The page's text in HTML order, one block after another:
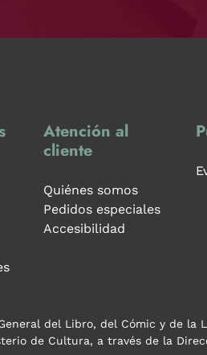
Atención al
cliente
Quiénes somos
Pedidos especiales
Accesibilidad
del Libro, del Cómic y de la
de Cultura, a través de la